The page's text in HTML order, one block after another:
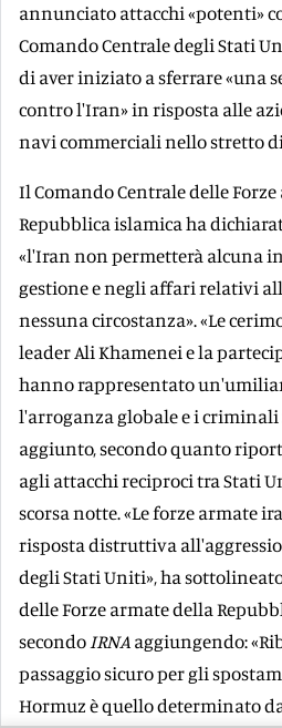
annunciato attacchi «potenti»
Comando Centrale degli Stati
di aver iniziato a sferrare «una
contro l'Iran» in risposta alle
navi commerciali nello stretto
Il Comando Centrale delle
Repubblica islamica ha
«l'Iran non permetterà alcuna
gestione e negli affari relativi
nessuna circostanza». «Le
leader Ali Khamenei e la
hanno rappresentato
l'arroganza globale e i criminali
aggiunto, secondo quanto
agli attacchi reciproci tra Stati
scorsa notte. «Le forze armate
risposta distruttiva
degli Stati Uniti», ha
delle Forze armate della
secondo IRNA aggiungendo:
passaggio sicuro per gli
Hormuz è quello determinato